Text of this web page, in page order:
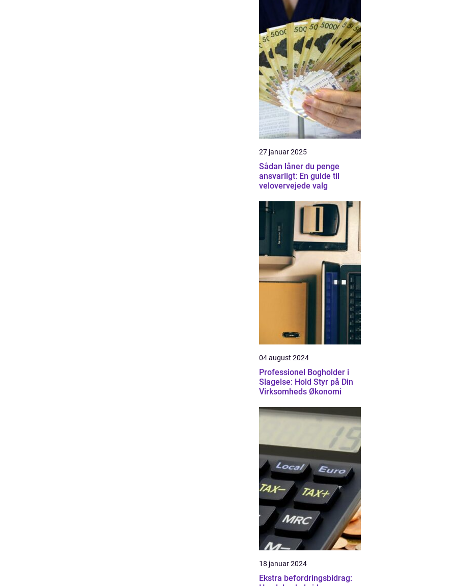
27 januar 2025
Sådan låner du penge
ansvarligt: En guide til
velovervejede valg
04 august 2024
Professionel Bogholder i
Slagelse: Hold Styr på Din
Virksomheds Økonomi
18 januar 2024
Ekstra befordringsbidrag: